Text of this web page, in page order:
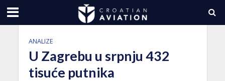
ANALIZE
U Zagrebu u srpnju 432
tisuće putnika